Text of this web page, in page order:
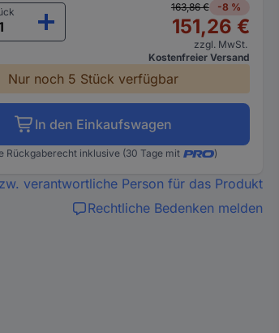
163,86 €
-8 %
151,26 €
zzgl. MwSt.
Kostenfreier Versand
Nur noch 5 Stück verfügbar
In den Einkaufswagen
Rückgaberecht inklusive (30 Tage mit )
verantwortliche Person für das Produkt
Rechtliche Bedenken melden